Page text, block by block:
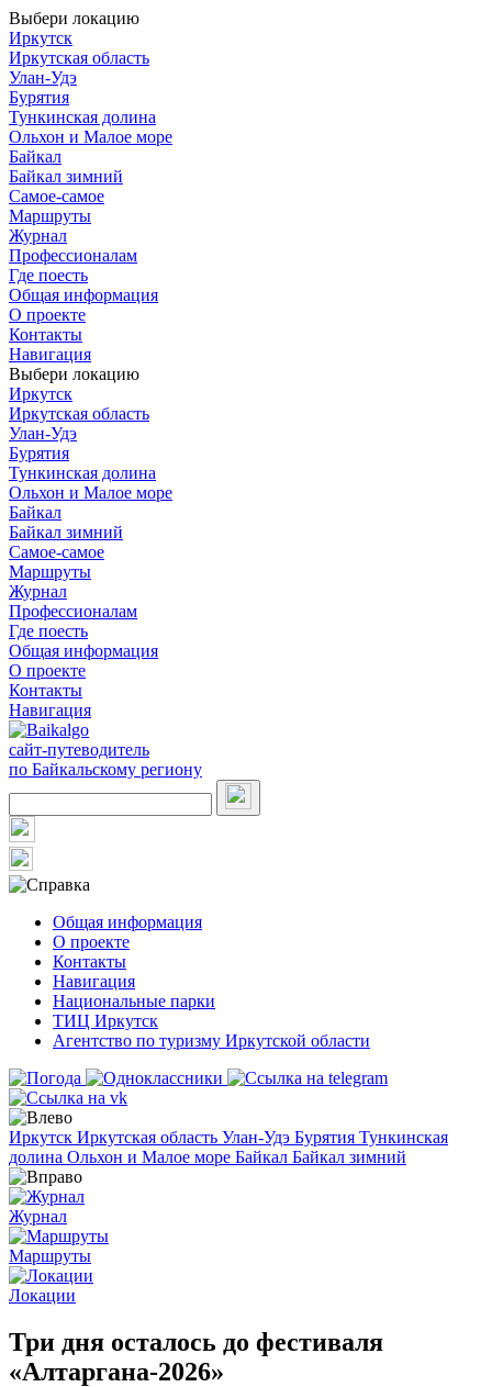
Выбери локацию
Иркутск
Иркутская область
Улан-Удэ
Бурятия
Тункинская долина
Ольхон и Малое море
Байкал
Байкал зимний
Самое-самое
Маршруты
Журнал
Профессионалам
Где поесть
Общая информация
О проекте
Контакты
Навигация
Выбери локацию
Иркутск
Иркутская область
Улан-Удэ
Бурятия
Тункинская долина
Ольхон и Малое море
Байкал
Байкал зимний
Самое-самое
Маршруты
Журнал
Профессионалам
Где поесть
Общая информация
О проекте
Контакты
Навигация
сайт-путеводитель
по Байкальскому региону
Общая информация
О проекте
Контакты
Навигация
Национальные парки
ТИЦ Иркутск
Агентство по туризму Иркутской области
Иркутск Иркутская область Улан-Удэ Бурятия Тункинская
долина Ольхон и Малое море Байкал Байкал зимний
Журнал
Маршруты
Локации
Три дня осталось до фестиваля
«Алтаргана-2026»